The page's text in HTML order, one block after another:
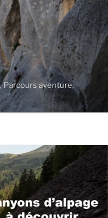
Parcours aventure,